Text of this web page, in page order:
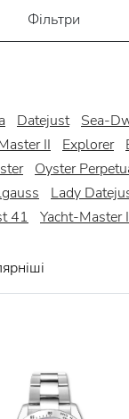
Фільтри
Datejust
Sea-
II Explorer
Oyster
Lady
41 Yacht-Master